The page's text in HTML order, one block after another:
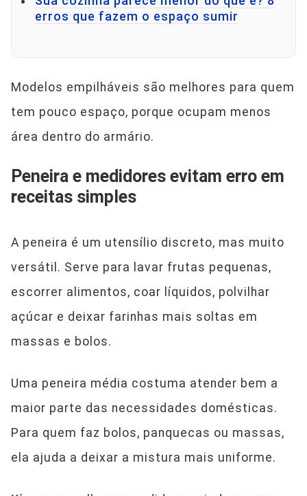
erros que fazem o espaço sumir
Modelos empilháveis são melhores para quem
tem pouco espaço, porque ocupam menos
área dentro do armário.
Peneira e medidores evitam erro em
receitas simples
A peneira é um utensílio discreto, mas muito
versátil. Serve para lavar frutas pequenas,
escorrer alimentos, coar líquidos, polvilhar
açúcar e deixar farinhas mais soltas em
massas e bolos.
Uma peneira média costuma atender bem a
maior parte das necessidades domésticas.
Para quem faz bolos, panquecas ou massas,
ela ajuda a deixar a mistura mais uniforme.